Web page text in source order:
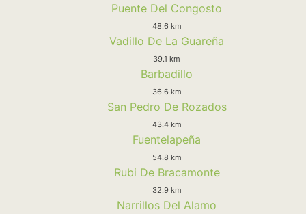
Puente Del Congosto
48.6 km
Vadillo De La Guareña
39.1 km
Barbadillo
36.6 km
San Pedro De Rozados
43.4 km
Fuentelapeña
54.8 km
Rubi De Bracamonte
32.9 km
Narrillos Del Alamo